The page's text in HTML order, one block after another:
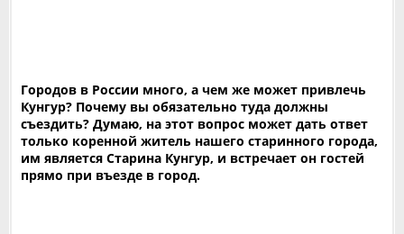
Городов в России много, а чем же может привлечь
Кунгур? Почему вы обязательно туда должны
съездить? Думаю, на этот вопрос может дать ответ
только коренной житель нашего старинного города,
им является Старина Кунгур, и встречает он гостей
прямо при въезде в город.